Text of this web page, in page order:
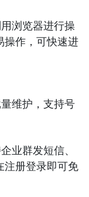
浏览器进行操
操作，可快速进
维护，支持号
业群发短信、
注册登录即可免